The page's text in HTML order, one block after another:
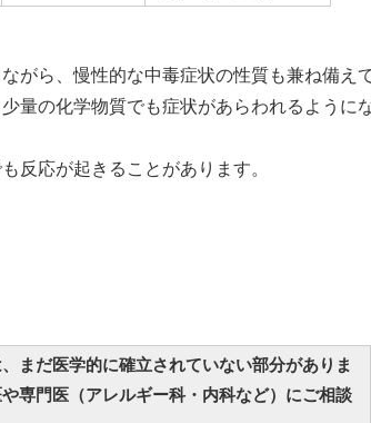
がら、慢性的な中毒症状の性質も兼ね備え
量の化学物質でも症状があらわれるように
反応が起きることがあります。
まだ医学的に確立されていない部分がありま
専門医（アレルギー科・内科など）にご相談